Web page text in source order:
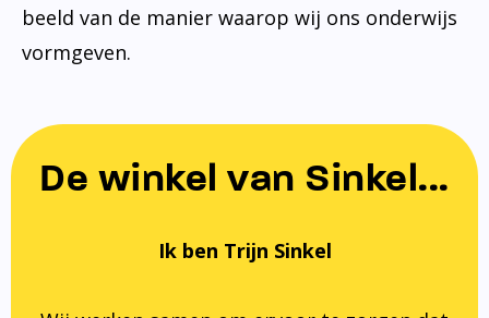
beeld van de manier waarop wij ons onderwijs
vormgeven.
De winkel van Sinkel...
Ik ben Trijn Sinkel